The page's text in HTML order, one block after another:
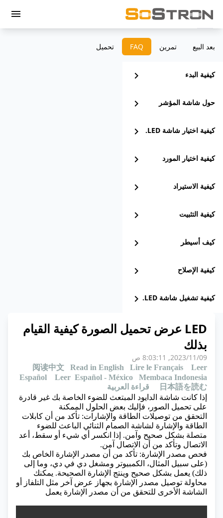
menu
بعد البيع تمرين ‫FAQ تحميل
كيفية البدء chevron_right
حول شاشة المؤشر chevron_right
كيفية اختيار شاشة LED. chevron_right
كيفية اختيار المورد chevron_right
كيفية الاستيراد chevron_right
كيفية التثبيت chevron_right
كيف أسيطر chevron_right
كيفية الإصلاح chevron_right
كيفية تشغيل شاشة LED. chevron_right
LED عرض تحميل الصورة كيفية القيام
بذلك
09‏/11‏/2023, 8:03:11 ص
阅读中文 Read in English Lire le Français
Leer
Español
Leer Español - México
Membaca Indonesia
日本語を読む
قراءة العربية
إذا كانت شاشة الدايود المبتعث للضوء الخاصة بك غير قادرة
على تحميل الصور، فإليك بعض الحلول الممكنة
التحقق من توصيلات الطاقة والإشارات: تأكد من أن كابلات
الطاقة والإشارة لشاشة الصمام الثنائي الباعث للضوء
متصلة بشكل صحيح وآمن. إذا انكسر أي شيء أو سقط، أعد
الاتصال وتأكد من أن الاتصال آمن.
فحص مصدر الإشارة: تأكد من أن مصدر الإشارة الخاص بك
(على سبيل المثال، الكمبيوتر ومشغل دي في دي، وما إلى
ذلك) يعمل بشكل صحيح وينتج الإشارة الصحيحة. يمكنك
محاولة توصيل مصدر الإشارة بجهاز عرض آخر مثل التلفاز أو
الشاشة الأخرى للتحقق من أن مصدر الإشارة يعمل